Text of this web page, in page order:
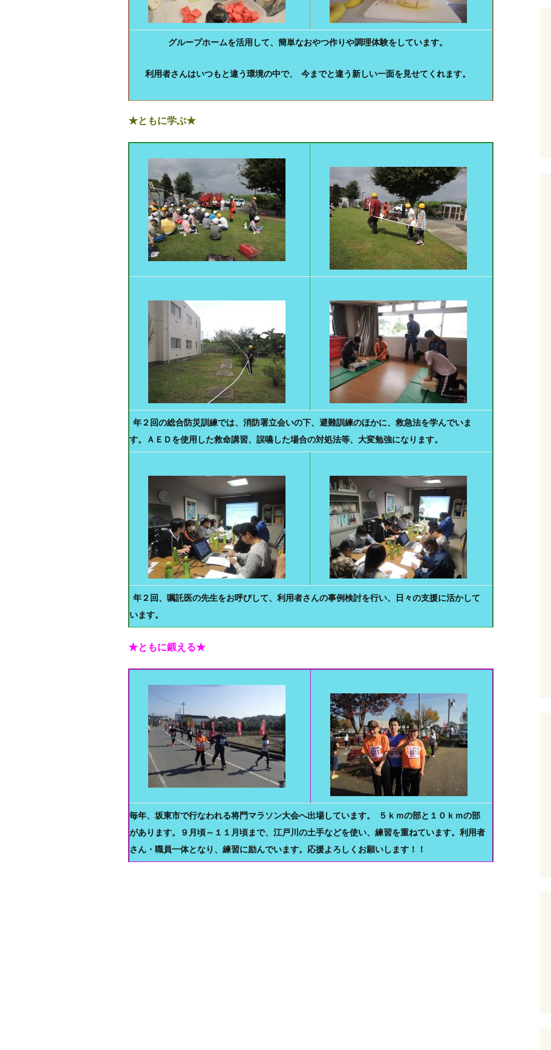
グループホームを活用して、簡単なおやつ作りや調理体験をしています。
利用者さんはいつもと違う環境の中で、 今までと違う新しい一面を見せてくれます。
★ともに学ぶ★
年２回の総合防災訓練では、消防署立会いの下、避難訓練のほかに、救急法を学んでいま
す。ＡＥＤを使用した救命講習、誤嚥した場合の対処法等、大変勉強になります。
年２回、嘱託医の先生をお呼びして、利用者さんの事例検討を行い、日々の支援に活かして
います。
★ともに鍛える★
毎年、坂東市で行なわれる将門マラソン大会へ出場しています。 ５ｋｍの部と１０ｋｍの部
があります。９月頃～１１月頃まで、江戸川の土手などを使い、練習を重ねています。利用者
さん・職員一体となり、練習に励んでいます。応援よろしくお願いします！！